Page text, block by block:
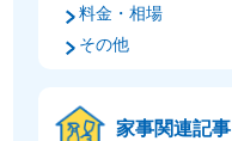
料金・相場
その他
家事関連記事